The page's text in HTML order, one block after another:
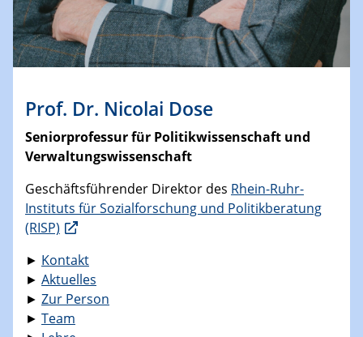
Prof. Dr. Nicolai Dose
Seniorprofessur für Politikwissenschaft und
Verwaltungswissenschaft
Geschäftsführender Direktor des Rhein-Ruhr-
Instituts für Sozialforschung und Politikberatung
(RISP)
► Kontakt
► Aktuelles
► Zur Person
► Team